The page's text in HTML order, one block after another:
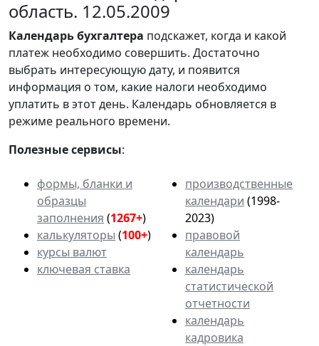
область. 12.05.2009
Календарьбухгалтера подскажет, когда и какой
платеж необходимо совершить. Достаточно
выбрать интересующую дату, и появится
информация о том, какие налоги необходимо
уплатить в этот день. Календарь обновляется в
режиме реального времени.
Полезные сервисы:
формы, бланки и
образцы
заполнения (1267+)
калькуляторы (100+)
курсы валют
ключевая ставка
производственные
календари (1998-
2023)
правовой
календарь
календарь
статистической
отчетности
календарь
кадровика